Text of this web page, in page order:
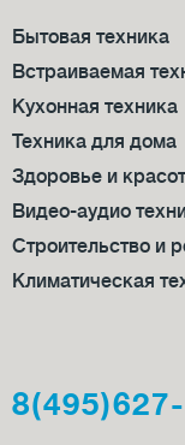
Бытовая техника
Встраиваемая
Кухонная техника
Техника для дома
Здоровье и
Видео-аудио
Строительство и
Климатическая